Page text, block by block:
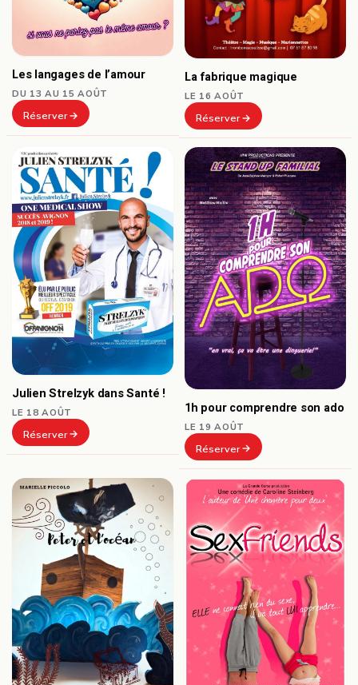
Les langages de l’amour
DU 13 AU 15 AOÛT
Réserver
La fabrique magique
LE 16 AOÛT
Réserver
Julien Strelzyk dans Santé !
LE 18 AOÛT
Réserver
1h pour comprendre son ado
LE 19 AOÛT
Réserver